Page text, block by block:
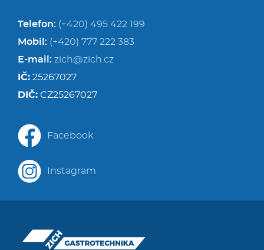
Telefon: (+420) 495 422 199
Mobil: (+420) 777 222 383
E-mail: zich@zich.cz
IČ: 25267027
DIČ: CZ25267027
Facebook
Instagram